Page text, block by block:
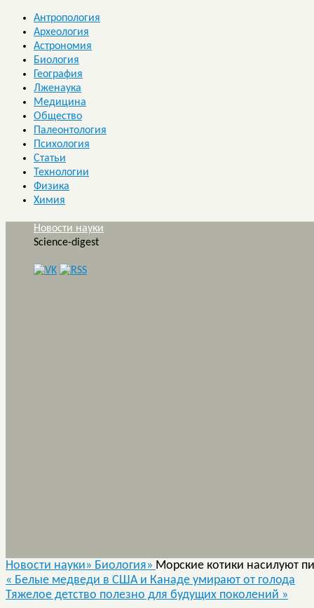
Антропология
Археология
Астрономия
Биология
География
Лженаука
Медицина
Общество
Палеонтология
Психология
Статьи
Технологии
Физика
Химия
Новости науки
Science-digest
Новости науки» Биология» Морские котики насилуют
« Белые медведи в США и Канаде умирают от голода
Тяжелое детство полезно для будущих поколений »